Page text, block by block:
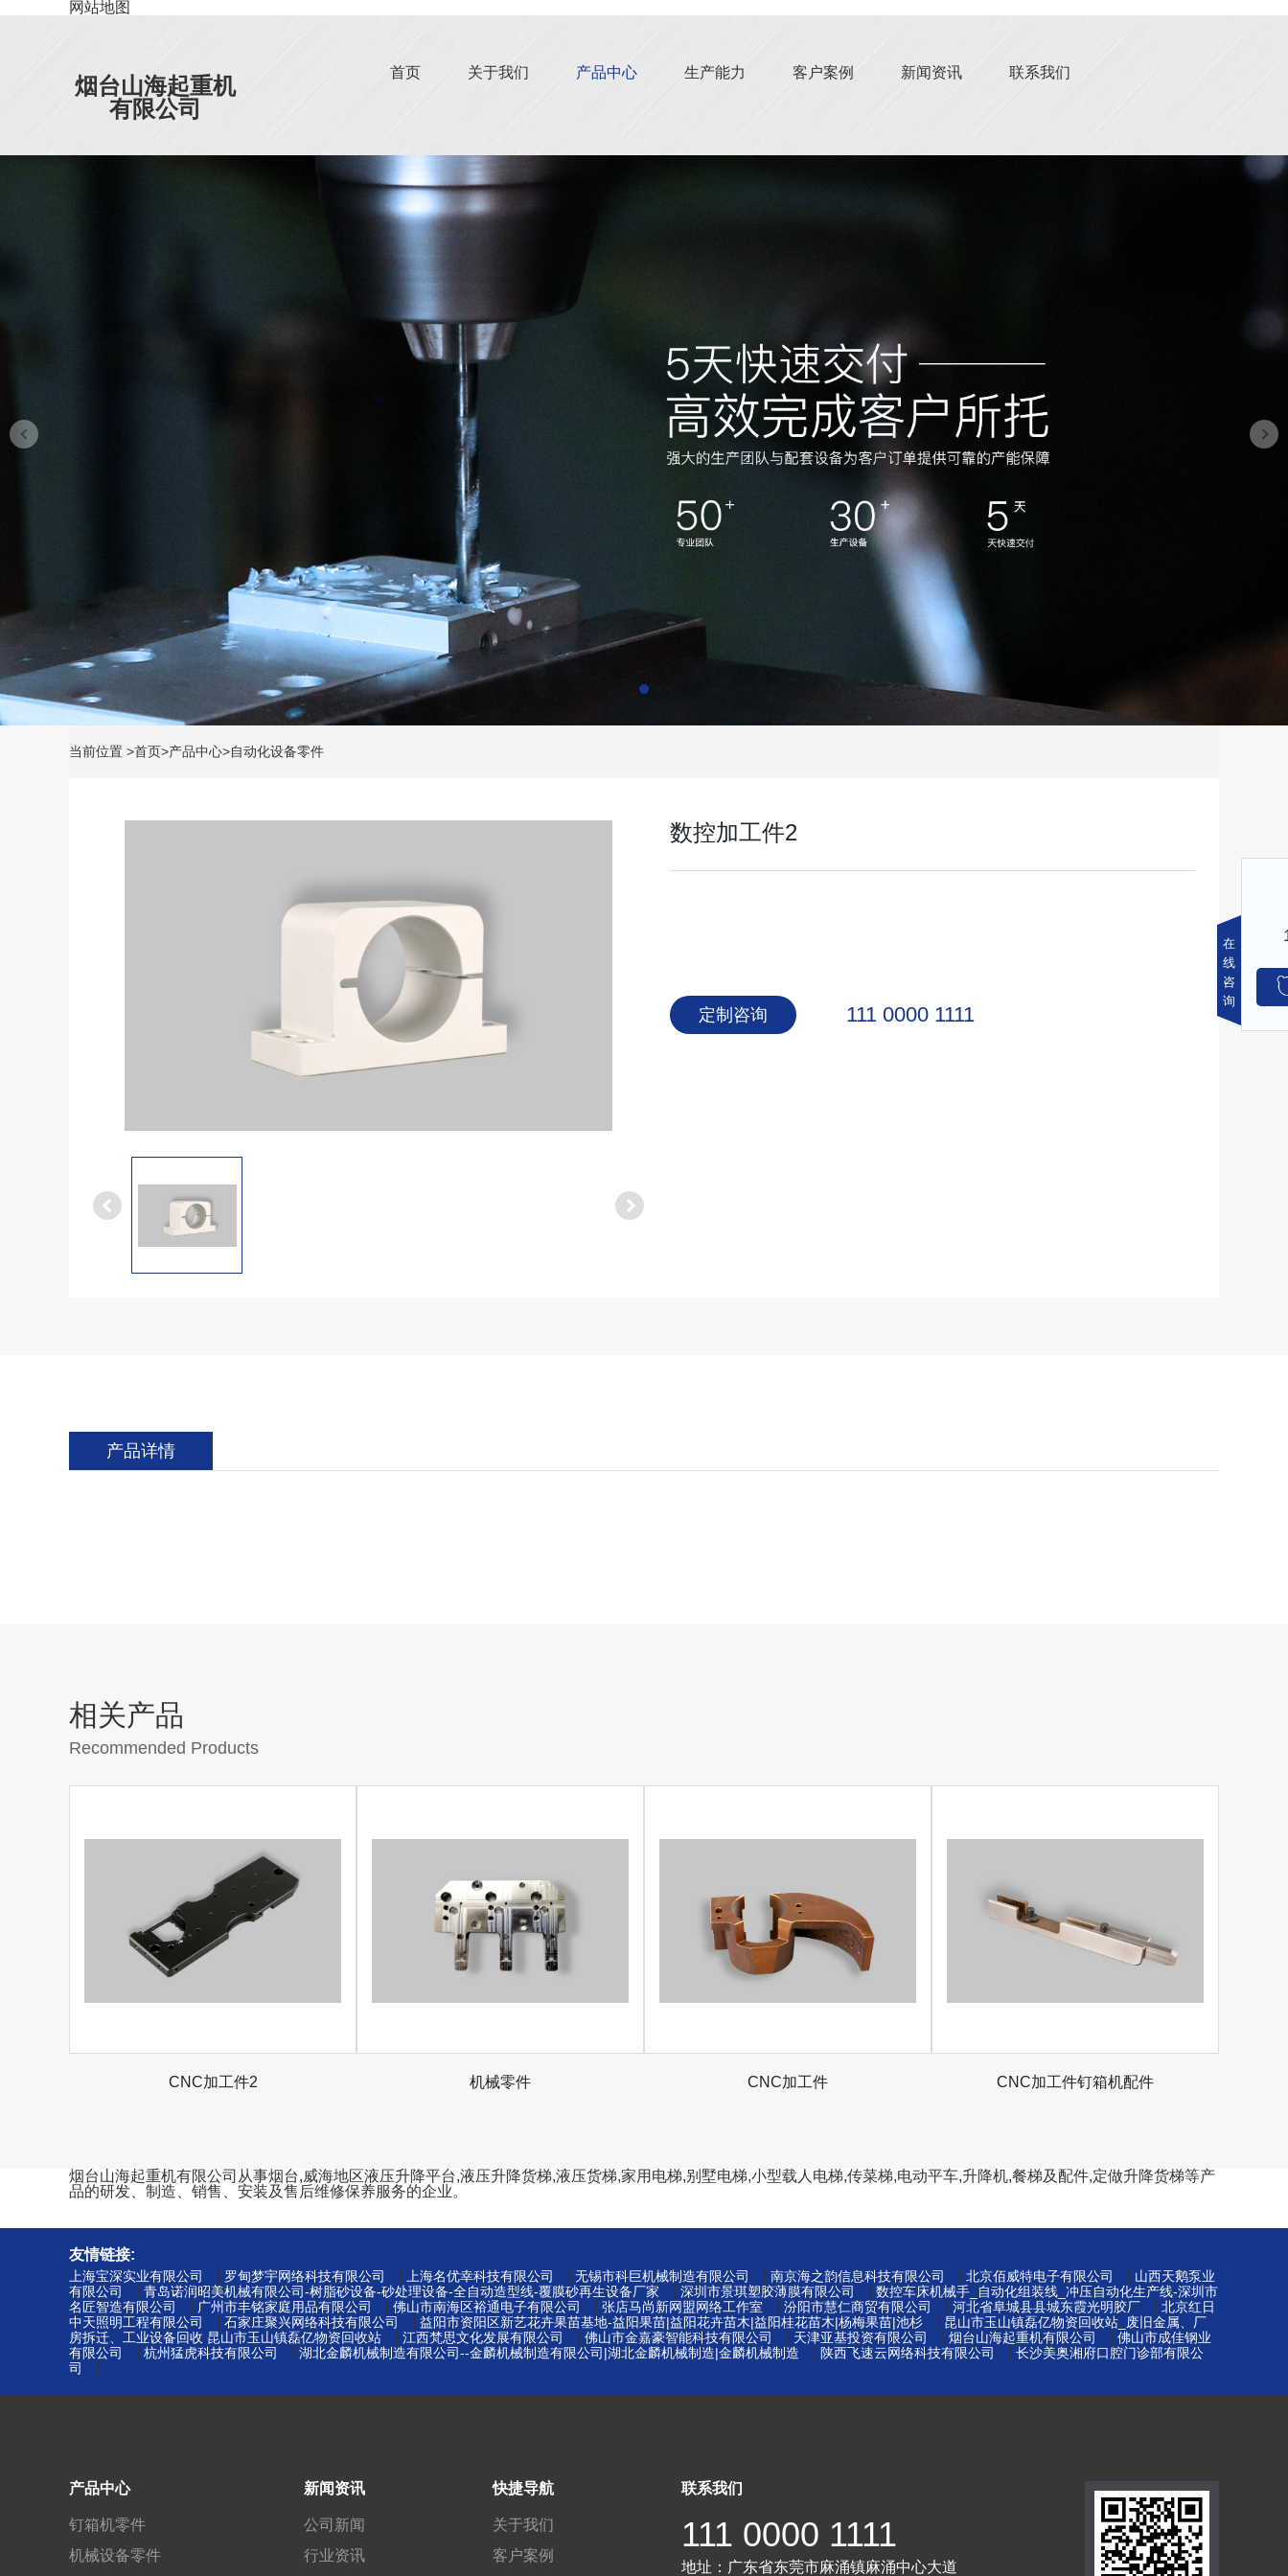
网站地图
烟台山海起重机
有限公司
首页 关于我们 产品中心 生产能力 客户案例 新闻资讯 联系我们
当前位置 >首页>产品中心>自动化设备零件
数控加工件2
定制咨询 111 0000 1111
产品详情
相关产品
Recommended Products
CNC加工件2 机械零件 CNC加工件 CNC加工件钉箱机配件
烟台山海起重机有限公司从事烟台,威海地区液压升降平台,液压升降货梯,液压货梯,家用电梯,别墅电梯,小型载人电梯,传菜梯,电动平车,升降机,餐梯及配件,定做升降货梯等产
品的研发、制造、销售、安装及售后维修保养服务的企业。
友情链接:
上海宝深实业有限公司 罗甸梦宇网络科技有限公司 上海名优幸科技有限公司 无锡市科巨机械制造有限公司 南京海之韵信息科技有限公司 北京佰威特电子有限公司
山西天鹅泵业
有限公司
青岛诺润昭美机械有限公司-树脂砂设备-砂处理设备-全自动造型线-覆膜砂再生设备厂家 深圳市景琪塑胶薄膜有限公司
数控车床机械手_自动化组装线_冲压自动化生产线-深圳市
名匠智造有限公司
广州市丰铭家庭用品有限公司 佛山市南海区裕通电子有限公司 张店马尚新网盟网络工作室 汾阳市慧仁商贸有限公司 河北省阜城县县城东霞光明胶厂
北京红日
中天照明工程有限公司
石家庄聚兴网络科技有限公司 益阳市资阳区新艺花卉果苗基地-益阳果苗|益阳花卉苗木|益阳桂花苗木|杨梅果苗|池杉
昆山市玉山镇磊亿物资回收站_废旧金属、厂
房拆迁、工业设备回收 昆山市玉山镇磊亿物资回收站
江西梵思文化发展有限公司 佛山市金嘉豪智能科技有限公司 天津亚基投资有限公司 烟台山海起重机有限公司
佛山市成佳钢业
有限公司
杭州猛虎科技有限公司 湖北金麟机械制造有限公司--金麟机械制造有限公司|湖北金麟机械制造|金麟机械制造 陕西飞速云网络科技有限公司
长沙美奥湘府口腔门诊部有限公
司
产品中心
钉箱机零件
机械设备零件
新闻资讯
公司新闻
行业资讯
快捷导航
关于我们
客户案例
联系我们
111 0000 1111
地址： 广东省东莞市麻涌镇麻涌中心大道
咨